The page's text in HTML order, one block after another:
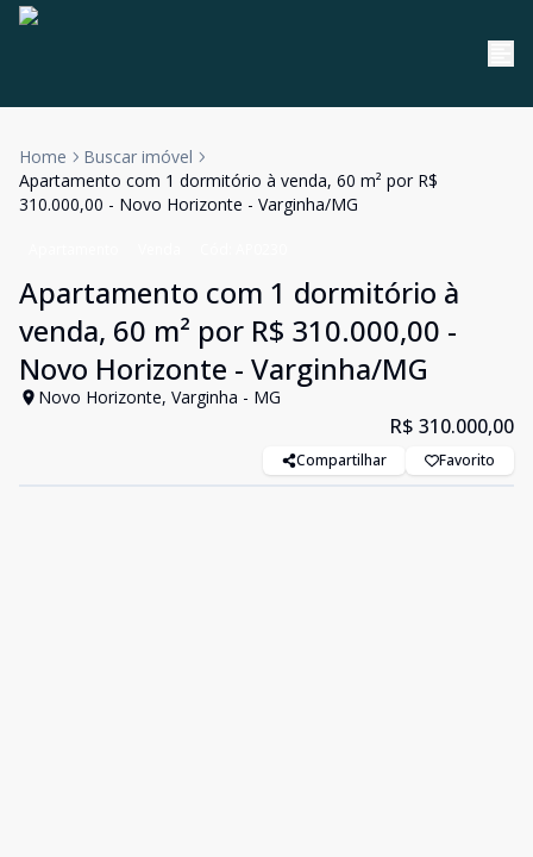
Home
Buscar imóvel
Apartamento com 1 dormitório à venda, 60 m² por R$
310.000,00 - Novo Horizonte - Varginha/MG
Apartamento com 1 dormitório à
venda, 60 m² por R$ 310.000,00 -
Novo Horizonte - Varginha/MG
Novo Horizonte, Varginha - MG
R$ 310.000,00
Compartilhar Favorito